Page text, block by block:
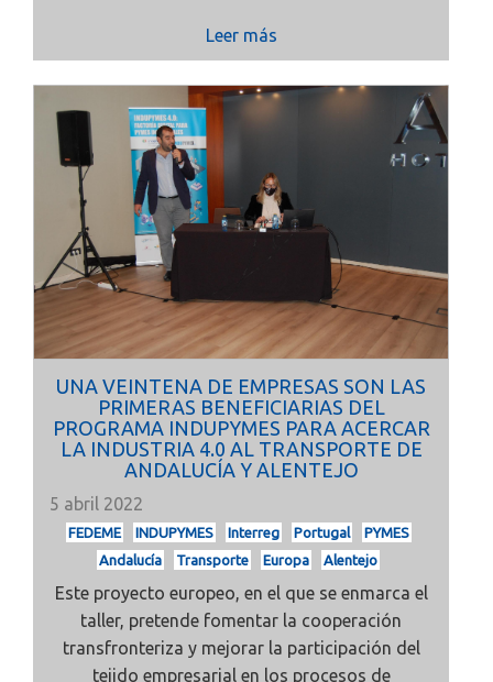
Leer más
UNA VEINTENA DE EMPRESAS SON LAS
PRIMERAS BENEFICIARIAS DEL
PROGRAMA INDUPYMES PARA ACERCAR
LA INDUSTRIA 4.0 AL TRANSPORTE DE
ANDALUCÍA Y ALENTEJO
5 abril 2022
FEDEME INDUPYMES Interreg Portugal
PYMES
Andalucía
Transporte Europa Alentejo
Este proyecto europeo, en el que se enmarca el
taller, pretende fomentar la cooperación
transfronteriza y mejorar la participación del
tejido empresarial en los procesos de